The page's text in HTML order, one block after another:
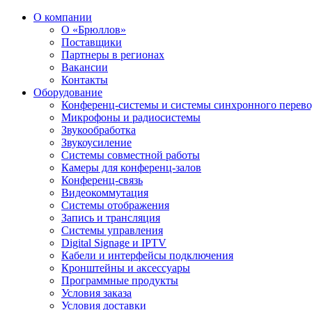
О компании
О «Брюллов»
Поставщики
Партнеры в регионах
Вакансии
Контакты
Оборудование
Конференц-системы и системы синхронного
Микрофоны и радиосистемы
Звукообработка
Звукоусиление
Системы совместной работы
Камеры для конференц-залов
Конференц-связь
Видеокоммутация
Системы отображения
Запись и трансляция
Системы управления
Digital Signage и IPTV
Кабели и интерфейсы подключения
Кронштейны и аксессуары
Программные продукты
Условия заказа
Условия доставки